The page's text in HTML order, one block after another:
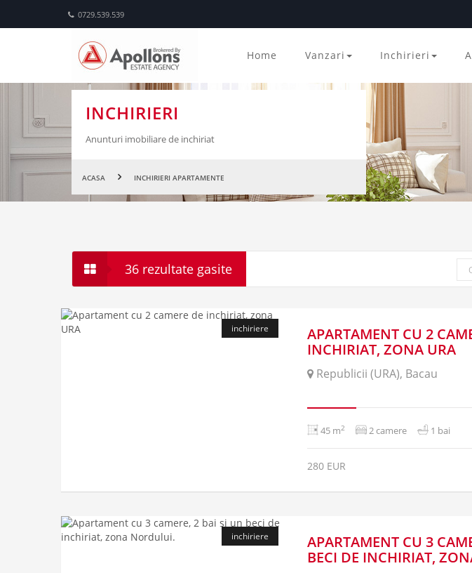
0729.539.539
Home Vanzari Inchirieri
INCHIRIERI
Anunturi imobiliare de inchiriat
ACASA INCHIRIERI APARTAMENTE
36 rezultate gasite
inchiriere
APARTAMENT CU 2
INCHIRIAT, ZONA URA
Republicii (URA), Bacau
45 m2 2 camere 1 bai
280 EUR
inchiriere
APARTAMENT CU 3
BECI DE INCHIRIAT,